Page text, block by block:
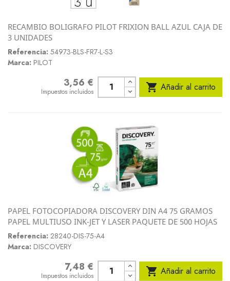
RECAMBIO BOLIGRAFO PILOT FRIXION BALL AZUL CAJA DE
3 UNIDADES
Referencia: 54973-BLS-FR7-L-S3
Marca: PILOT
3,56 €
Impuestos incluidos  Añadir al carrito
PAPEL FOTOCOPIADORA DISCOVERY DIN A4 75 GRAMOS
PAPEL MULTIUSO INK-JET Y LASER PAQUETE DE 500 HOJAS
Referencia: 28240-DIS-75-A4
Marca: DISCOVERY
7,48 €
Impuestos incluidos  Añadir al carrito